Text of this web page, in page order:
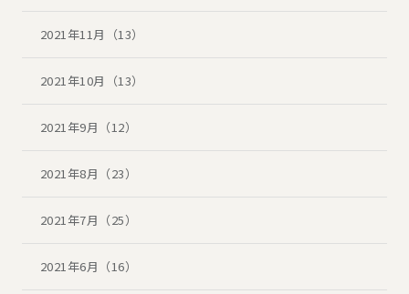
2021年11月（13）
2021年10月（13）
2021年9月（12）
2021年8月（23）
2021年7月（25）
2021年6月（16）